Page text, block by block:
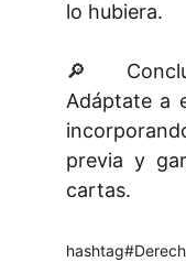
lo hubiera.
🔎
Adáptate a
previa y
cartas.
hashtag#